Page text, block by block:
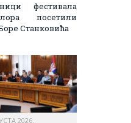
фестивала
посетили
Станковића
2026.